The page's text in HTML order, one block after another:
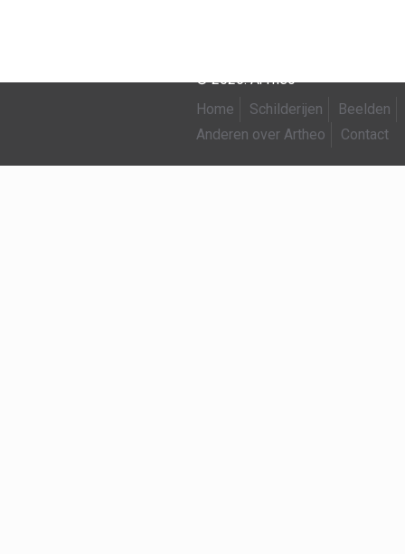
© 2026. ArTheo
Home
Schilderijen
Beelden
Anderen over Artheo
Contact